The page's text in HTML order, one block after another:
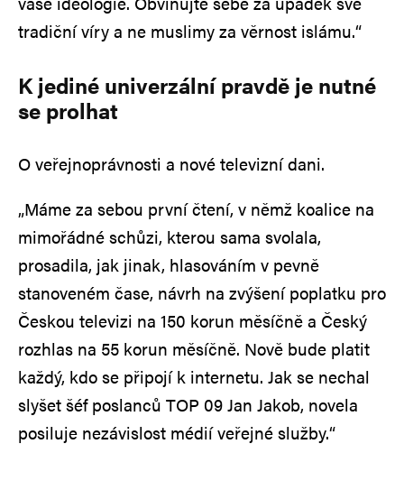
tradiční víry a ne muslimy za věrnost islámu.“
K jediné univerzální pravdě je nutné
se prolhat
O veřejnoprávnosti a nové televizní dani.
„Máme za sebou první čtení, v němž koalice na
mimořádné schůzi, kterou sama svolala,
prosadila, jak jinak, hlasováním v pevně
stanoveném čase, návrh na zvýšení poplatku pro
Českou televizi na 150 korun měsíčně a Český
rozhlas na 55 korun měsíčně. Nově bude platit
každý, kdo se připojí k internetu. Jak se nechal
slyšet šéf poslanců TOP 09 Jan Jakob, novela
posiluje nezávislost médií veřejné služby.“